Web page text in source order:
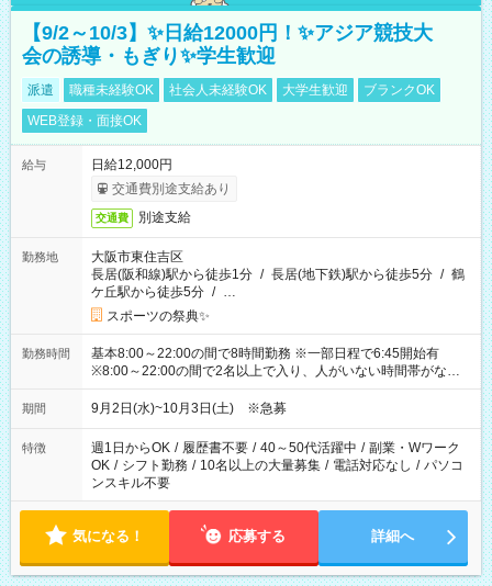
【9/2～10/3】✨日給12000円！✨アジア競技大
会の誘導・もぎり✨学生歓迎
派遣 職種未経験OK 社会人未経験OK 大学生歓迎
ブランクOK
WEB登録・面接OK
給与
日給12,000円
交通費別途支給あり
交通費 別途支給
勤務地
大阪市東住吉区
長居(阪和線)駅から徒歩1分 / 長居(地下鉄)駅から徒歩5分 / 鶴
ケ丘駅から徒歩5分 / …
スポーツの祭典✨
勤務時間
基本8:00～22:00の間で8時間勤務 ※一部日程で6:45開始有
※8:00～22:00の間で2名以上で入り、人がいない時間帯がない
ように相方と時間を分け合うイメージです
期間 9月2日(水)~10月3日(土) ※急募
特徴 週1日からOK / 履歴書不要 / 40～50代活躍中 / 副業・Wワーク
OK / シフト勤務 / 10名以上の大量募集 / 電話対応なし / パソコ
ンスキル不要
気になる！ 応募する 詳細へ